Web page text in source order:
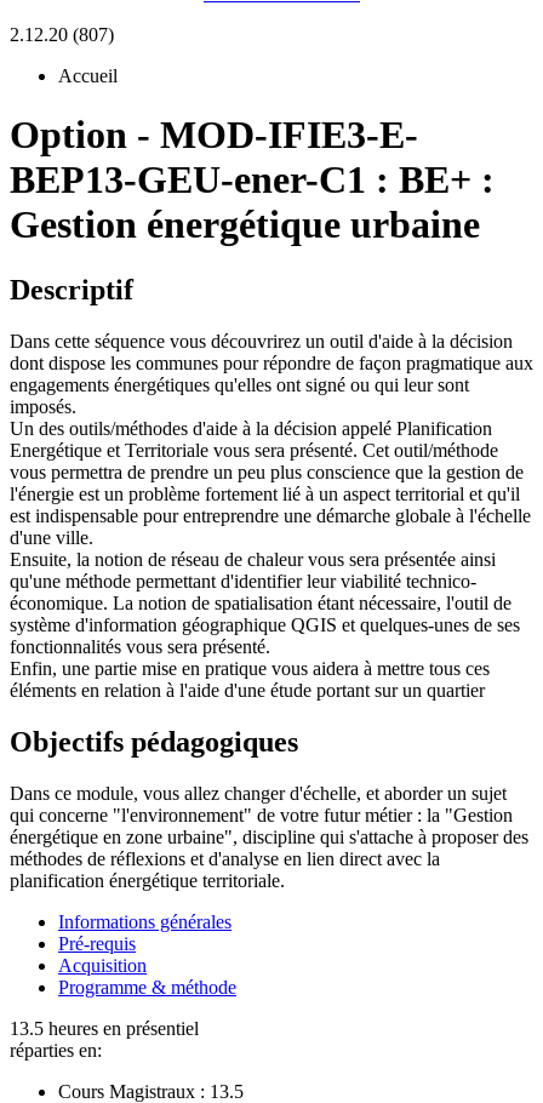
2.12.20 (807)
Accueil
Option - MOD-IFIE3-E-
BEP13-GEU-ener-C1 : BE+ :
Gestion énergétique urbaine
Descriptif
Dans cette séquence vous découvrirez un outil d'aide à la décision
dont dispose les communes pour répondre de façon pragmatique aux
engagements énergétiques qu'elles ont signé ou qui leur sont
imposés.
Un des outils/méthodes d'aide à la décision appelé Planification
Energétique et Territoriale vous sera présenté. Cet outil/méthode
vous permettra de prendre un peu plus conscience que la gestion de
l'énergie est un problème fortement lié à un aspect territorial et qu'il
est indispensable pour entreprendre une démarche globale à l'échelle
d'une ville.
Ensuite, la notion de réseau de chaleur vous sera présentée ainsi
qu'une méthode permettant d'identifier leur viabilité technico-
économique. La notion de spatialisation étant nécessaire, l'outil de
système d'information géographique QGIS et quelques-unes de ses
fonctionnalités vous sera présenté.
Enfin, une partie mise en pratique vous aidera à mettre tous ces
éléments en relation à l'aide d'une étude portant sur un quartier
Objectifs pédagogiques
Dans ce module, vous allez changer d'échelle, et aborder un sujet
qui concerne "l'environnement" de votre futur métier : la "Gestion
énergétique en zone urbaine", discipline qui s'attache à proposer des
méthodes de réflexions et d'analyse en lien direct avec la
planification énergétique territoriale.
Informations générales
Pré-requis
Acquisition
Programme & méthode
13.5 heures en présentiel
réparties en:
Cours Magistraux : 13.5